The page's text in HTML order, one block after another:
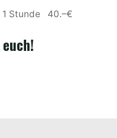
1 Stunde 40.–€